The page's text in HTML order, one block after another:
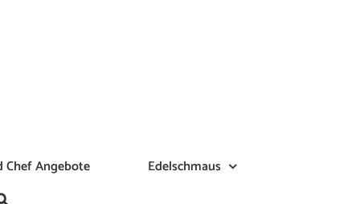
Chef Angebote Edelschmaus